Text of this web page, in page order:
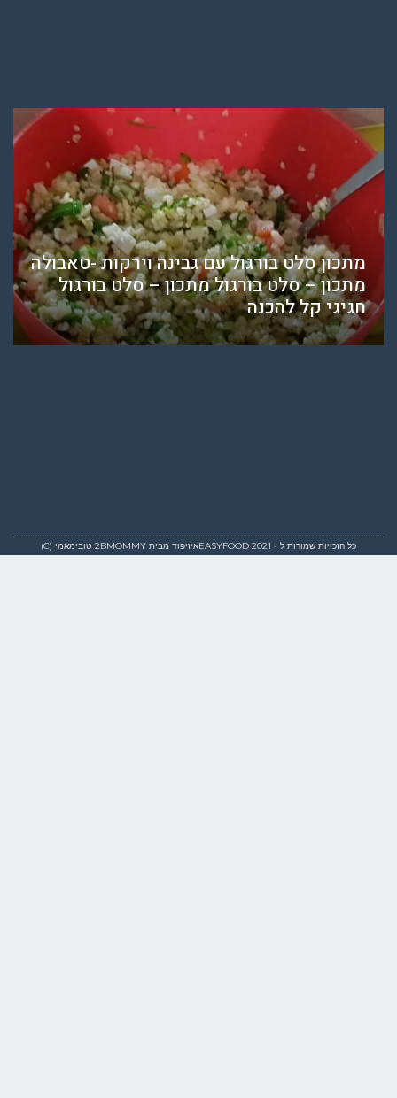
מתכון סלט בורגול עם גבינה וירקות -טאבולה
מתכון – סלט בורגול מתכון – סלט בורגול
חגיגי קל להכנה
כל הזכויות שמורות ל - EASYFOOD 2021איזיפוד מבית 2BMOMMY טובימאמי (C)